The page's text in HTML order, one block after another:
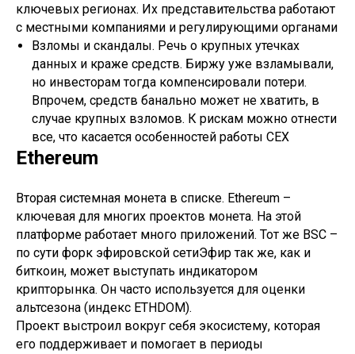
ключевых регионах. Их представительства работают
с местными компаниями и регулирующими органами
Взломы и скандалы. Речь о крупных утечках
данных и краже средств. Биржу уже взламывали,
но инвесторам тогда компенсировали потери.
Впрочем, средств банально может не хватить, в
случае крупных взломов. К рискам можно отнести
все, что касается особенностей работы CEX
Ethereum
Вторая системная монета в списке. Ethereum –
ключевая для многих проектов монета. На этой
платформе работает много приложений. Тот же BSC –
по сути форк эфировской сетиЭфир так же, как и
биткоин, может выступать индикатором
крипторынка. Он часто используется для оценки
альтсезона (индекс ETHDOM).
Проект выстроил вокруг себя экосистему, которая
его поддерживает и помогает в периоды